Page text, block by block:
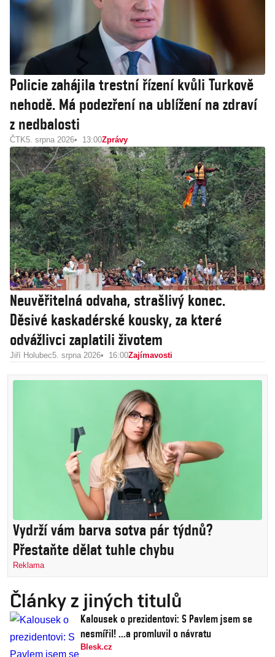
Policie zahájila trestní řízení kvůli Turkově
nehodě. Má podezření na ublížení na zdraví
z nedbalosti
ČTK5. srpna 2026 13:00Zprávy
Neuvěřitelná odvaha, strašlivý konec.
Děsivé kaskadérské kousky, za které
odvážlivci zaplatili životem
Jiří Holubec5. srpna 2026 16:00Zajímavosti
Vydrží vám barva sotva pár týdnů?
Přestaňte dělat tuhle chybu
Reklama
Články z jiných titulů
Kalousek o prezidentovi: S Pavlem jsem se
nesmířil! ...a promluvil o návratu
Blesk.cz